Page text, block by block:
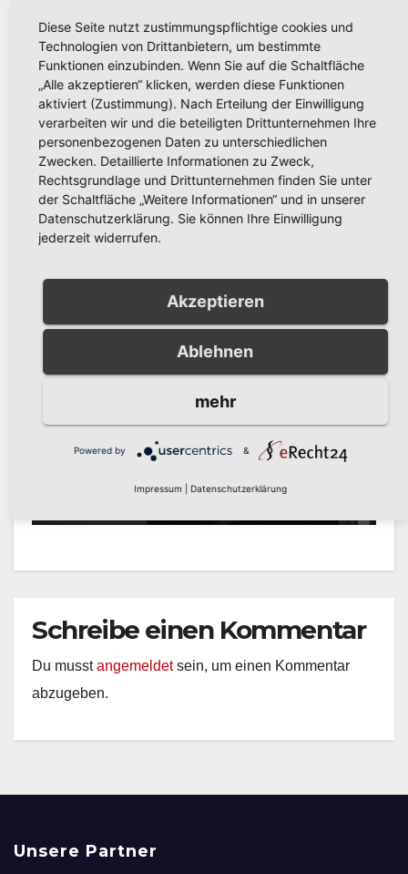
Mehrfamilienhaus in Alt-
Arnsberg: Polizei sucht
Zeugen
AUG. 6, 2026 KREISPOLIZEIBEHÖRDE
HOCHSAUERLANDKREIS
POLIZEIBERICHT
Schwerer Fahrradunfall in
Alt-Arnsberg: Polizei sucht
Zeugen
Einbruch in Musterhaus in
Arnsberg-Niedereimer:
Polizei sucht Zeugen
HOCHSAUERLANDKREIS
Schreibe einen Kommentar
Du musstangemeldetsein, um einen Kommentar
abzugeben.
Unsere Partner
Diese Seite nutzt zustimmungspflichtige cookies und
Technologien von Drittanbietern, um bestimmte
Funktionen einzubinden. Wenn Sie auf die Schaltfläche
„Alle akzeptieren“ klicken, werden diese Funktionen
aktiviert (Zustimmung). Nach Erteilung der Einwilligung
verarbeiten wir und die beteiligten Drittunternehmen Ihre
personenbezogenen Daten zu unterschiedlichen
Zwecken. Detaillierte Informationen zu Zweck,
Rechtsgrundlage und Drittunternehmen finden Sie unter
der Schaltfläche „Weitere Informationen“ und in unserer
Datenschutzerklärung. Sie können Ihre Einwilligung
jederzeit widerrufen.
Akzeptieren
Ablehnen
mehr
Powered by &
Impressum Datenschutzerklärung